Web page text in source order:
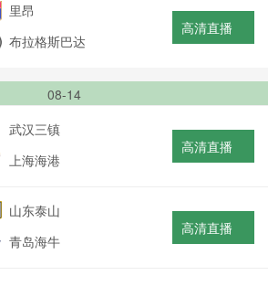
里昂
布拉格斯巴达
高清直播
08-14
武汉三镇
上海海港
高清直播
山东泰山
青岛海牛
高清直播